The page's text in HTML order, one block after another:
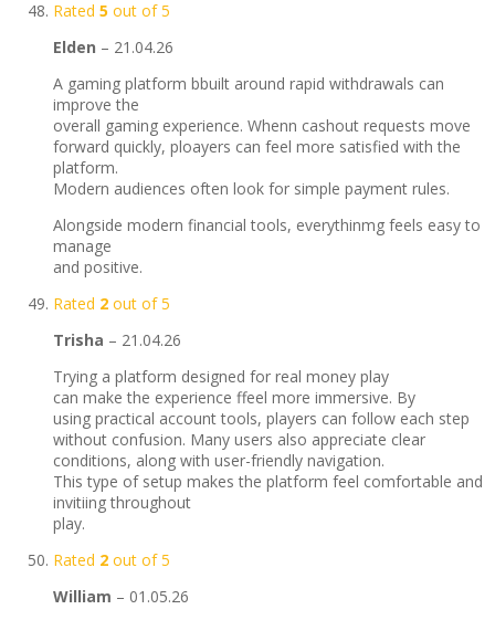
Rated 5 out of 5
Elden – 21.04.26
A gaming platform bbuilt around rapid withdrawals can
improve the
overall gaming experience. Whenn cashout requests move
forward quickly, ploayers can feel more satisfied with the
platform.
Modern audiences often look for simple payment rules.
Alongside modern financial tools, everythinmg feels easy to
manage
and positive.
Rated 2 out of 5
Trisha – 21.04.26
Trying a platform designed for real money play
can make the experience ffeel more immersive. By
using practical account tools, players can follow each step
without confusion. Many users also appreciate clear
conditions, along with user-friendly navigation.
This type of setup makes the platform feel comfortable and
invitiing throughout
play.
Rated 2 out of 5
William – 01.05.26